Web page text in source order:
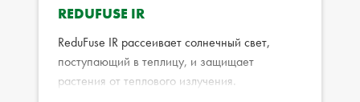
REDUFUSE IR
ReduFuse IR рассеивает солнечный свет,
поступающий в теплицу, и защищает
растения от теплового излучения.